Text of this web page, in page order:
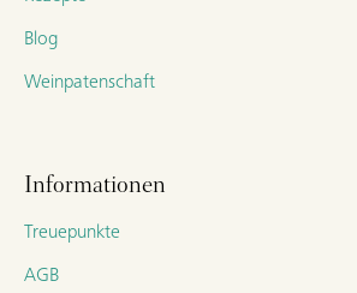
Blog
Weinpatenschaft
Informationen
Treuepunkte
AGB